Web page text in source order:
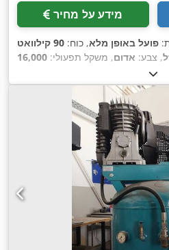
מידע על מחיר
פועל באופן מלא, כוח:
90 קילוואט
, צבע: אדום, משקל תפעולי: 16,000
, שנת ייצור:
מיזוג אוויר, מצלמת רוורס